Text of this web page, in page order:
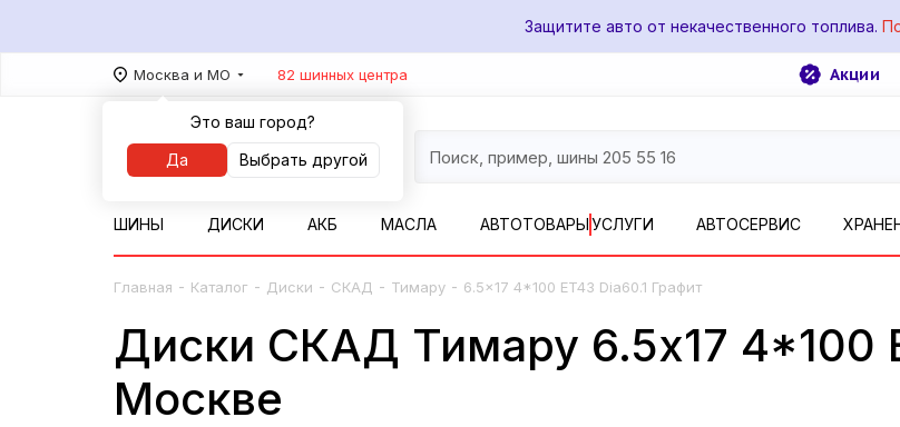
Защитите авто от некачественного топлива.
Москва и МО
Это ваш город?
Да
Выбрать другой
82 шинных центра Акции
ШИНЫ ДИСКИ АКБ МАСЛА АВТОТОВАРЫУСЛУГИ АВТОСЕРВИС
Главная - Каталог - Диски - СКАД - Тимару - 6.5x17 4*100 ET43 Dia60.1 Графит
Диски СКАД Тимару 6.5x17 4*100
Москве